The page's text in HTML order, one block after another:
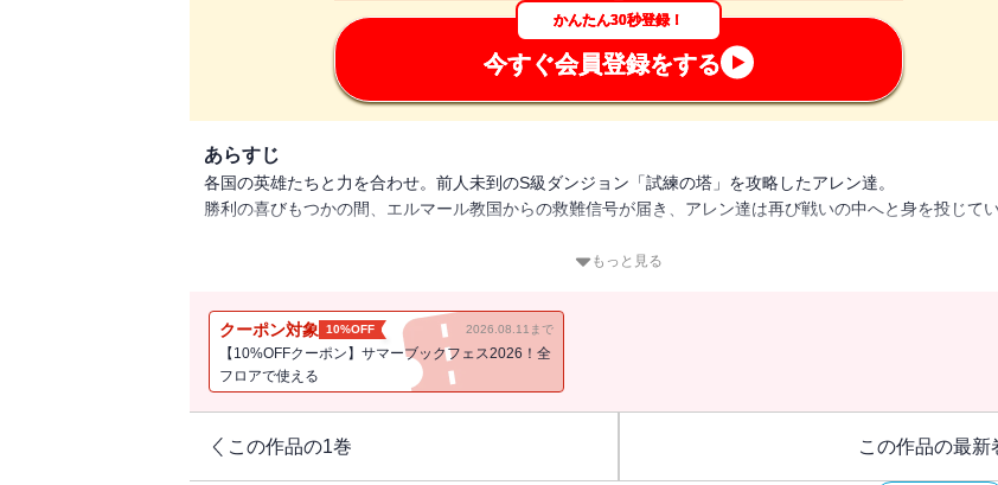
かんたん30秒登録！
今すぐ会員登録をする
あらすじ
各国の英雄たちと力を合わせ。前人未到のS級ダンジョン「試練の塔」を攻略したアレン達。
勝利の喜びもつかの間、エルマール教国からの救難信号が届き、アレン達は再び戦いの中へと身を投じてい
救難信号が送られたニールの街に到着したアレン達が見たのは、魔物と化した人間たちに襲われる人々の姿
しかし、異変が起きているのはこの街だけではなかった。
いくつかの場所で光の柱が空に伸びているのを発見したアレン達は、すべての場所を救うためにパーティー
つに分ける。
アレン、セシル、ドゴラのチームアレン。
もっと見る
クーポン対象 10%OFF 2026.08.11まで
【10%OFFクーポン】サマーブックフェス2026！全
フロアで使える
この作品の1巻 この作品の最新